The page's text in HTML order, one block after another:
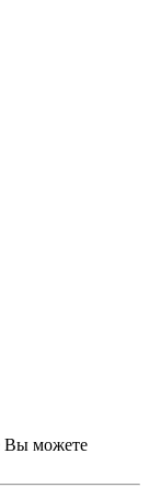
Вы можете